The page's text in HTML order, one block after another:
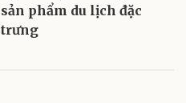
sản phẩm du lịch đặc
trưng